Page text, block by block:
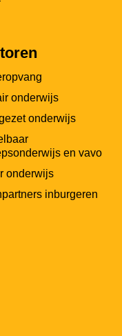
onderwijs
onderwijs
en vavo
onderwijs
inburgeren